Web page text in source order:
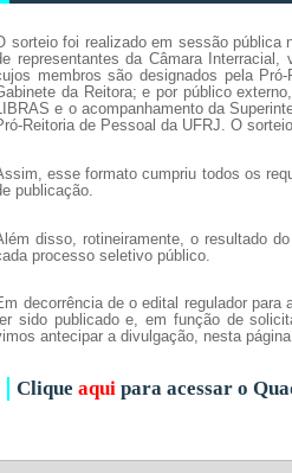
sorteio foi realizado em sessão pública
representantes da Câmara
membros são designados pela
da Reitora; e por público
e o acompanhamento da
Reitoria de Pessoal da UFRJ. O
esse formato cumpriu todos os
publicação.
disso, rotineiramente, o resultado
processo seletivo público.
decorrência de o edital regulador
sido publicado e, em função de
antecipar a divulgação, nesta
Cliqueaqui para acessar o